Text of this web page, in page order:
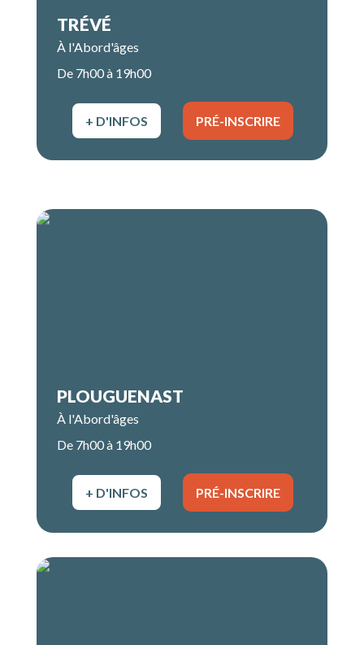
TRÉVÉ
À l'Abord'âges
De 7h00 à 19h00
+ D'INFOS PRÉ-INSCRIRE
PLOUGUENAST
À l'Abord'âges
De 7h00 à 19h00
+ D'INFOS PRÉ-INSCRIRE